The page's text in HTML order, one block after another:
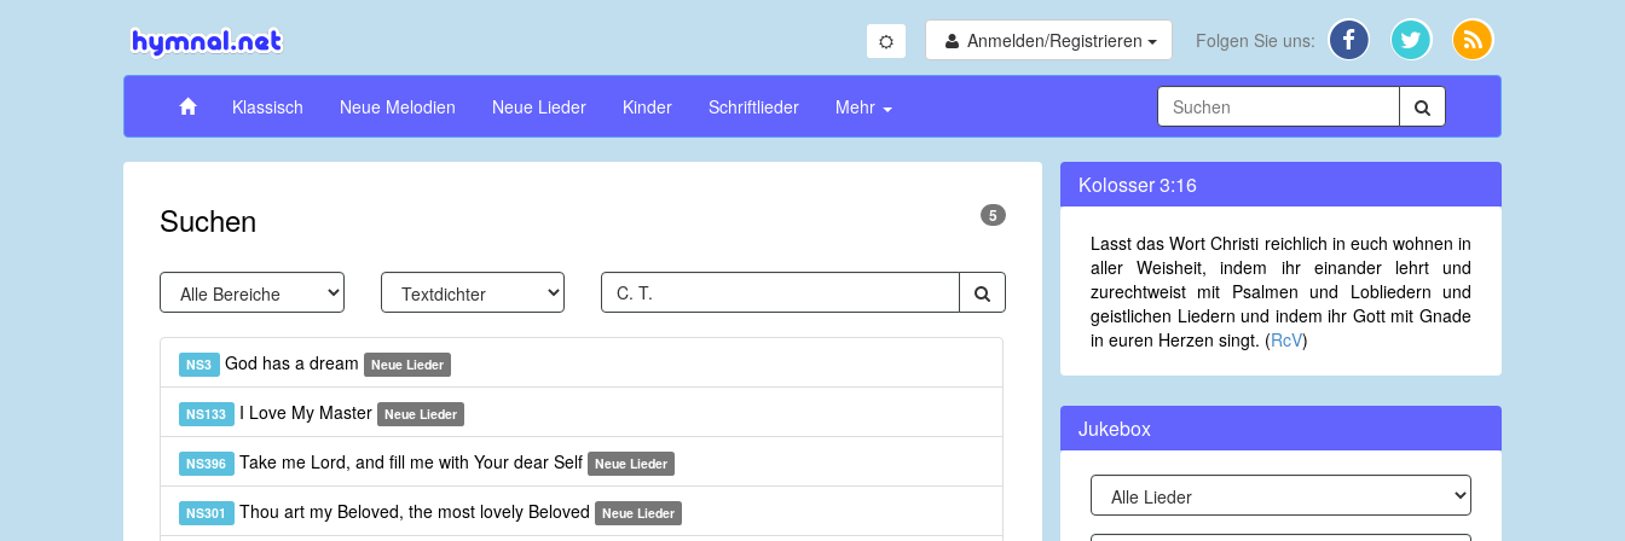
Anmelden/Registrieren Folgen Sie uns:
Klassisch Neue Melodien Neue Lieder Kinder Schriftlieder Mehr
Suchen 5
NS3 God has a dream Neue Lieder
NS133 I Love My Master Neue Lieder
NS396 Take me Lord, and fill me with Your dear Self Neue Lieder
NS301 Thou art my Beloved, the most lovely Beloved Neue Lieder
Kolosser 3:16
Lasst das Wort Christi reichlich in euch wohnen in
aller Weisheit, indem ihr einander lehrt und
zurechtweist mit Psalmen und Lobliedern und
geistlichen Liedern und indem ihr Gott mit Gnade
in euren Herzen singt. (RcV)
Jukebox